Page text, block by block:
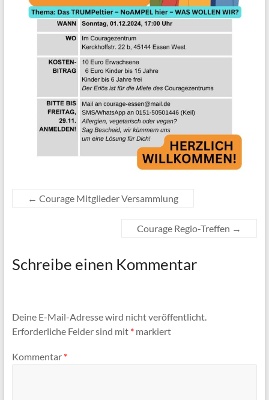
← Courage Mitglieder Versammlung
Courage Regio-Treffen →
Schreibe einen Kommentar
Deine E-Mail-Adresse wird nicht veröffentlicht.
Erforderliche Felder sind mit *markiert
Kommentar *